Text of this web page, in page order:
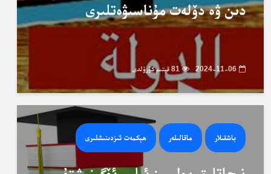
دىن ۋە دۆلەت مۇناسىۋەتلىرى
2024-11-06 81 قېتىم كۆرۈلدى
باشقىلار ماقالىلەر ھېكمەت ئىزدىنىشلىرى